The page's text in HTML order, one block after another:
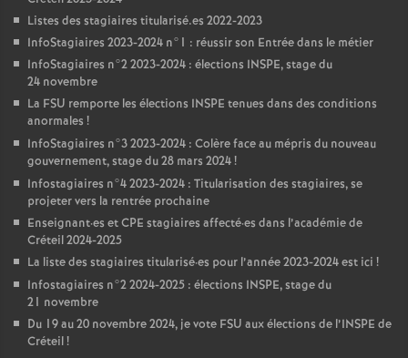
Listes des stagiaires titularisé.es 2022-2023
InfoStagiaires 2023-2024 n°1 : réussir son Entrée dans le métier
InfoStagiaires n°2 2023-2024 : élections INSPE, stage du
24 novembre
La FSU remporte les élections INSPE tenues dans des conditions
anormales !
InfoStagiaires n°3 2023-2024 : Colère face au mépris du nouveau
gouvernement, stage du 28 mars 2024!
Infostagiaires n°4 2023-2024 : Titularisation des stagiaires, se
projeter vers la rentrée prochaine
Enseignant·es etCPE stagiaires affecté·es dans l’académie de
Créteil 2024-2025
La liste des stagiaires titularisé·es pour l’année 2023-2024 est ici !
Infostagiaires n°2 2024-2025 : élections INSPE, stage du
21 novembre
Du 19 au 20 novembre 2024, je vote FSU aux élections de l’INSPE de
Créteil!